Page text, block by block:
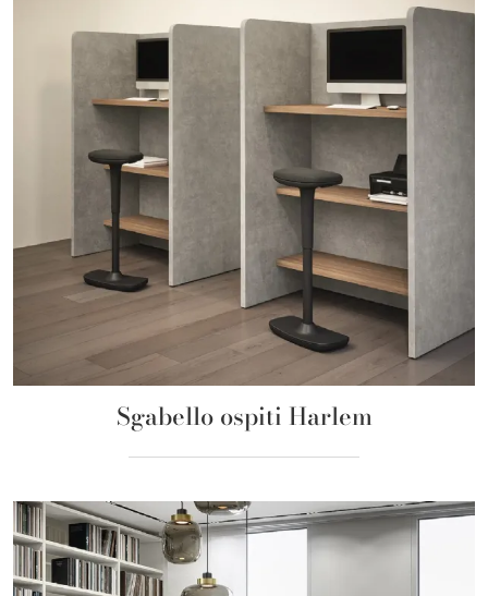
Sgabello ospiti Harlem